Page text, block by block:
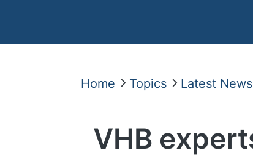
Home Topics Latest News
VHB